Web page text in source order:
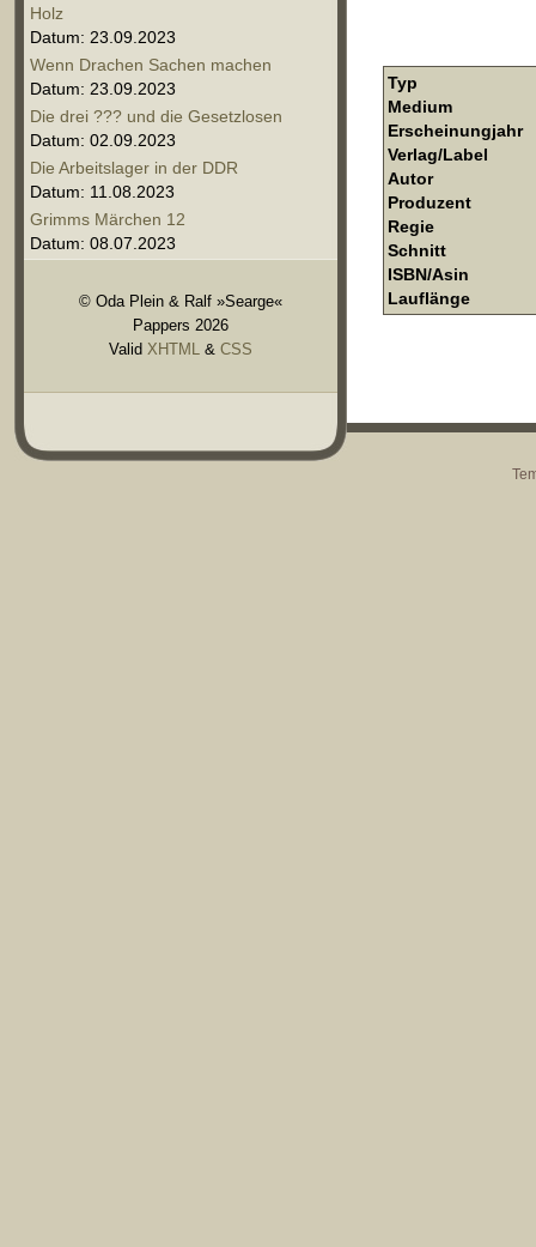
Holz
Datum: 23.09.2023
Wenn Drachen Sachen machen
Datum: 23.09.2023
Die drei ??? und die Gesetzlosen
Datum: 02.09.2023
Die Arbeitslager in der DDR
Datum: 11.08.2023
Grimms Märchen 12
Datum: 08.07.2023
© Oda Plein & Ralf »Searge«
Pappers 2026
Valid XHTML & CSS
Typ
Medium
Erscheinungjahr
Verlag/Label
Autor
Produzent
Regie
Schnitt
ISBN/Asin
Lauflänge